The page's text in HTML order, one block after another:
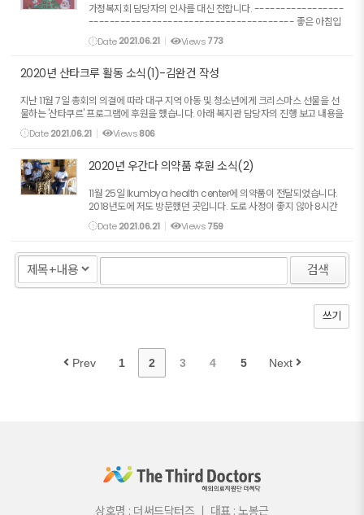
가정복지회 담당자의 인사를 대신 전합니다. -----------------
--------------------------------------- 좋은 아침입
니다! 크리스마스는 즐겁게 보내셨는지요?^^ 2020년의 마지막 주
입니다. 남은 한해 건강하고 행복하게 마무리하시길 응원합니다! 산
Date2021.06.21 Views773
2020년 산타크루 활동 소식(1)-김완건 작성
지난 11월 7일 총회의 의결에 따라 대구 지역 아동 및 청소년에게 크리스마스 선물을 선
물하는 '산타쿠르' 프로그램에 후원을 했습니다. 아래 복지관 담당자의 진행 보고 내용을
대신 올립니다. --------------------------------------------------
----------...
Date2021.06.21 Views806
2020년 우간다 의약품 후원 소식(2)
11월 25일 Ikumbya health center에 의약품이 전달되었습니다.
2018년도에 저도 방문했던 곳입니다. 도로 사정이 좋지 않아 8시간
걸렸고 새벽 3시에 집에 도착했답니다. 현재 코로나 바이러스로 인해
독재 정권의 감시와 통제는 더 심해져 통행금지가 실시되...
Date2021.06.21 Views759
검색
쓰기
Prev 1 2 3 4 5 Next
상호명 : 더써드닥터즈 ㅣ 대표 : 노봉근